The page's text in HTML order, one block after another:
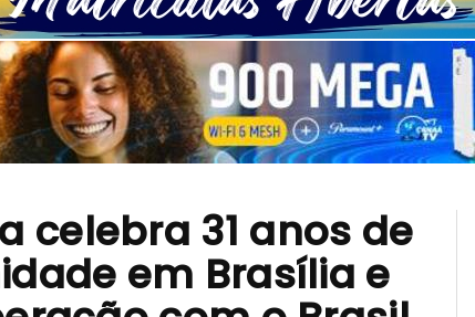
celebra 31 anos de
em Brasília e